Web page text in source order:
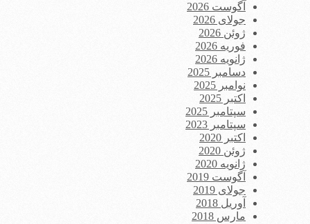
آگوست 2026
جولای 2026
ژوئن 2026
فوریه 2026
ژانویه 2026
دسامبر 2025
نوامبر 2025
اکتبر 2025
سپتامبر 2025
سپتامبر 2023
اکتبر 2020
ژوئن 2020
ژانویه 2020
آگوست 2019
جولای 2019
آوریل 2018
مارس 2018